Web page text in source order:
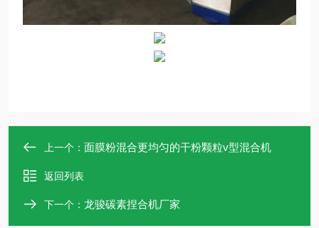
上一个： 面膜粉混合更均匀的干粉颗粒v型混合机
返回列表
下一个： 龙骏碳素捏合机厂家